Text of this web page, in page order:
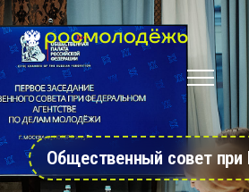
Общественный совет